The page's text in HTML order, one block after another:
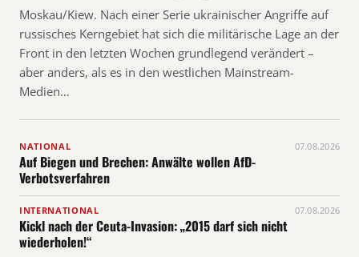
Moskau/Kiew. Nach einer Serie ukrainischer Angriffe auf
russisches Kerngebiet hat sich die militärische Lage an der
Front in den letzten Wochen grundlegend verändert –
aber anders, als es in den westlichen Mainstream-
Medien…
NATIONAL 07.08.2026
Auf Biegen und Brechen: Anwälte wollen AfD-
Verbotsverfahren
INTERNATIONAL 07.08.2026
Kickl nach der Ceuta-Invasion: „2015 darf sich nicht
wiederholen!“